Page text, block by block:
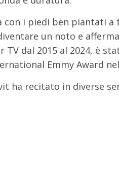
con i piedi ben piantati a
un noto e
dal 2015 al 2024, è
Emmy Award
ha recitato in diverse